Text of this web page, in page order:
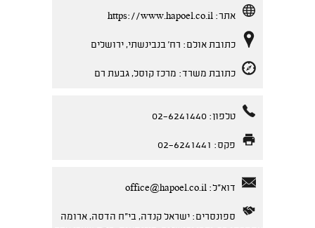
אתר: https://www.hapoel.co.il
כתובת אולם: רח' בנבינשתי, ירושלים
כתובת משרד: מרכז קוסל, גבעת רם
טלפון: 02-6241440
פקס: 02-6241441
דוא"ל: office@hapoel.co.il
ספונסרים: ישראל קנדה, בי"ח הדסה, ארומה